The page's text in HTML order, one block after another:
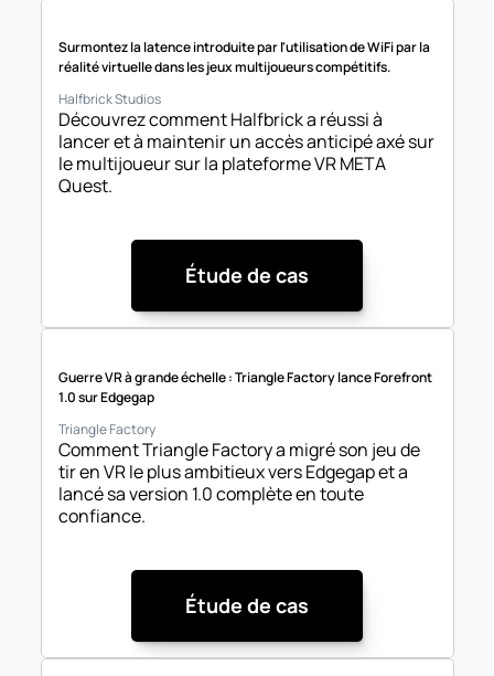
Surmontez la latence introduite par l'utilisation de WiFi par la
réalité virtuelle dans les jeux multijoueurs compétitifs.
Halfbrick Studios
Découvrez comment Halfbrick a réussi à
lancer et à maintenir un accès anticipé axé sur
le multijoueur sur la plateforme VR META
Quest.
Étude de cas
Guerre VR à grande échelle : Triangle Factory lance Forefront
1.0 sur Edgegap
Triangle Factory
Comment Triangle Factory a migré son jeu de
tir en VR le plus ambitieux vers Edgegap et a
lancé sa version 1.0 complète en toute
confiance.
Étude de cas